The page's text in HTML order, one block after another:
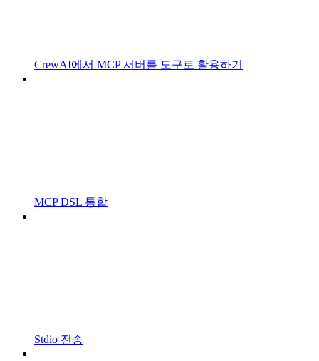
CrewAI에서 MCP 서버를 도구로 활용하기
MCP DSL 통합
Stdio 전송